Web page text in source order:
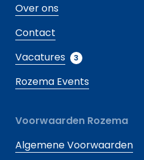
Over ons
Contact
Vacatures
3
Rozema Events
Voorwaarden Rozema
Algemene Voorwaarden